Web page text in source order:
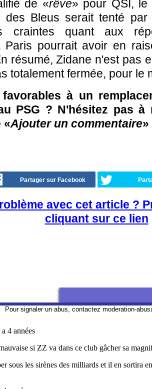
de «rêve» pour QSI, le
des Bleus serait tenté
craintes quant aux
Paris pourrait avoir en
résumé, Zidane n'est pas
totalement fermée, pour le
favorables à un
PSG ? N'hésitez pas
«Ajouter un commentaire
Partager sur Facebook
avec cet article ?
cliquant sur ce lien
Pour signaler un abus, contactez moderation-